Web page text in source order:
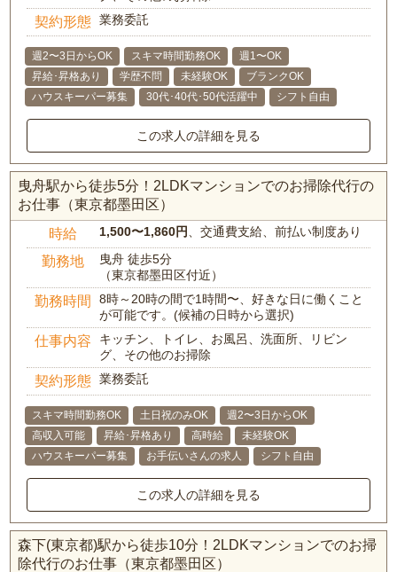
契約形態 業務委託
週2〜3日からOK スキマ時間勤務OK
週1〜OK
昇給･昇格あり
学歴不問 未経験OK
ブランクOK
ハウスキーパー募集
30代･40代･50代活躍中 シフト自由
この求人の詳細を見る
曳舟駅から徒歩5分！2LDKマンションでのお掃除代行の
お仕事（東京都墨田区）
時給 1,500〜1,860円 、交通費支給、前払い制度あり
勤務地
曳舟 徒歩5分
（東京都墨田区付近）
勤務時間
8時～20時の間で1時間〜、好きな日に働くこと
が可能です。(候補の日時から選択)
仕事内容
キッチン、トイレ、お風呂、洗面所、リビン
グ、その他のお掃除
契約形態 業務委託
スキマ時間勤務OK 土日祝のみOK
週2〜3日からOK
高収入可能
昇給･昇格あり 高時給
未経験OK
ハウスキーパー募集
お手伝いさんの求人 シフト自由
この求人の詳細を見る
森下(東京都)駅から徒歩10分！2LDKマンションでのお掃
除代行のお仕事（東京都墨田区）